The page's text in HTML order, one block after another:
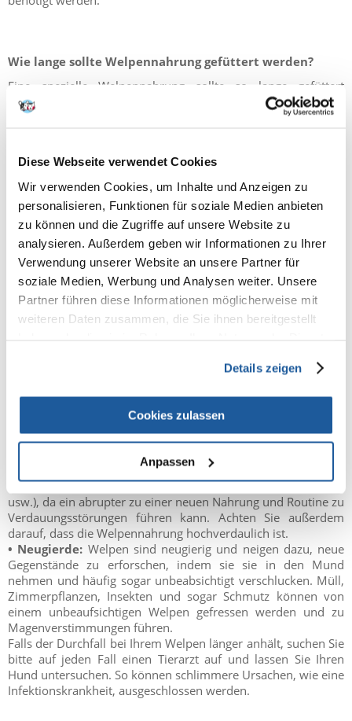
Diese Webseite verwendet Cookies
Wir verwenden Cookies, um Inhalte und Anzeigen zu
personalisieren, Funktionen für soziale Medien anbieten
zu können und die Zugriffe auf unsere Website zu
analysieren. Außerdem geben wir Informationen zu Ihrer
Verwendung unserer Website an unsere Partner für
soziale Medien, Werbung und Analysen weiter. Unsere
Partner führen diese Informationen möglicherweise mit
weiteren Daten zusammen, die Sie ihnen bereitgestellt
Details zeigen
Cookies zulassen
Anpassen
Wie lange sollte Welpennahrung gefüttert werden?
Eine spezielle Welpennahrung sollte so lange gefüttert
werden, bis der Welpe ausgewachsen ist. Dieser Zeitpunkt ist
jedoch von Rasse zu Rasse unterschiedlich:
•Mittelgroße Hundehingegen erst nach zehn bis 14
Monaten.
Große Rassenmit 14 bis 20 Monaten.
• BeiRiesenrassendauert die Wachstumsphase am längsten
und ist erst nach 16 bis 24 Monaten abgeschlossen.
Was tun, wenn ein Welpe Durchfall hat?
Durchfall ist bei Welpen ziemlich häufig und kann
Die Einführung in ein neues Zuhause ist für den
Welpen sehr aufregend und kann durch die damit
Sie darauf, dass sich der Welpe langsam an seine neue
Umgebung gewöhnen kann und nicht überfordert wird.
• Futterumstellung:Es ist wichtig, die Nahrung des Welpen
schrittweise zu wechseln. Fragen Sie die Person, von der Sie
den Welpen erhalten haben, nach ihren Fütterungsmethoden
(Anzahl der Mahlzeiten pro Tag, Marke, Art der Nahrung,
usw.), da ein abrupter zu einer neuen Nahrung und Routine zu
Verdauungsstörungen führen kann. Achten Sie außerdem
darauf, dass die Welpennahrung hochverdaulich ist.
• Neugierde: Welpen sind neugierig und neigen dazu, neue
Gegenstände zu erforschen, indem sie sie in den Mund
nehmen und häufig sogar unbeabsichtigt verschlucken. Müll,
Zimmerpflanzen, Insekten und sogar Schmutz können von
einem unbeaufsichtigen Welpen gefressen werden und zu
Magenverstimmungen führen.
Falls der Durchfall bei Ihrem Welpen länger anhält, suchen Sie
bitte auf jeden Fall einen Tierarzt auf und lassen Sie Ihren
Hund untersuchen. So können schlimmere Ursachen, wie eine
Infektionskrankheit, ausgeschlossen werden.